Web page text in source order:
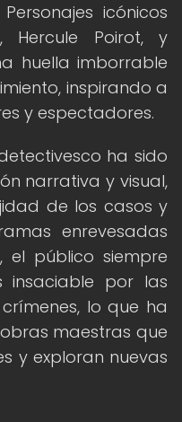
icónicos
Hercule Poirot, y
huella imborrable
inspirando a
y espectadores.
ha sido
narrativa y visual,
de los casos y
enrevesadas
el público siempre
insaciable por las
lo que ha
maestras que
y exploran nuevas